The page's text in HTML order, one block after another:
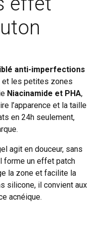
anti-imperfections
les petites zones
Niacinamide et PHA,
l’apparence et la taille
en 24h seulement,
agit en douceur, sans
forme un effet patch
la zone et facilite la
silicone, il convient aux
acnéique.